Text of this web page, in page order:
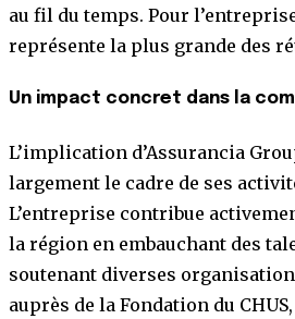
au fil du temps. Pour
représente la plus grande des
Un impact concret dans la
L’implication d’Assurancia
largement le cadre de ses
L’entreprise contribue
la région en embauchant des
soutenant diverses
auprès de la Fondation du